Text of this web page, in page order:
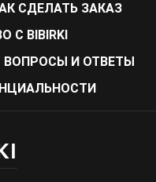
СДЕЛАТЬ ЗАКАЗ
С BIBIRKI
ВОПРОСЫ И ОТВЕТЫ